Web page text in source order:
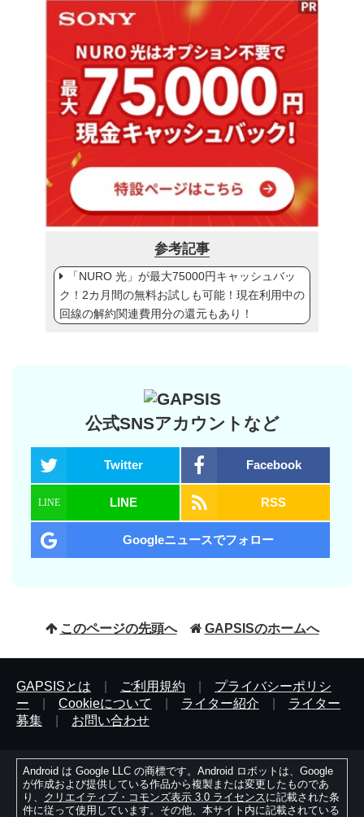
参考記事
「NURO 光」が最大75000円キャッシュバッ
ク！2カ月間の無料お試しも可能！現在利用中の
回線の解約関連費用分の還元もあり！
公式SNSアカウントなど
Twitter Facebook
LINE RSS
Googleニュースでフォロー
このページの先頭へ GAPSISのホームへ
GAPSISとは ご利用規約
プライバシーポリシ
ー
Cookieについて ライター紹介
ライター
募集
お問い合わせ
Android は Google LLC の商標です。Android ロボットは、Google
が作成および提供している作品から複製または変更したものであ
り、 クリエイティブ・コモンズ表示 3.0 ライセンスに記載された条
件に従って使用しています。その他、本サイト内に記載されている